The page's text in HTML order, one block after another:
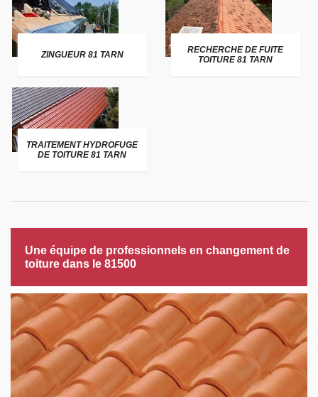
ZINGUEUR 81 TARN
RECHERCHE DE FUITE
TOITURE 81 TARN
TRAITEMENT HYDROFUGE
DE TOITURE 81 TARN
Une équipe de professionnels en changement de
toiture dans le 81500